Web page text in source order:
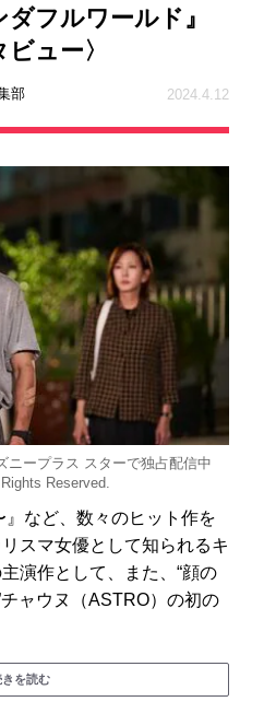
フルワールド』
ュー〉
部 2024.4.12
ニープラス スターで独占配信中
Reserved.
』など、数々のヒット作を
スマ女優として知られるキ
演作として、また、“顔の
チャウヌ（ASTRO）の初の
きを読む